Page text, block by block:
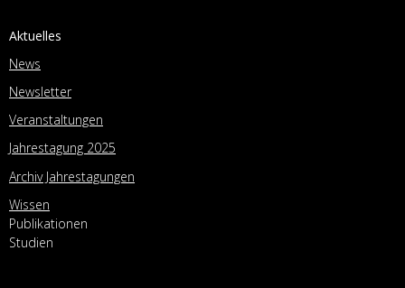
Aktuelles
News
Newsletter
Veranstaltungen
Jahrestagung 2025
Archiv Jahrestagungen
Wissen
Publikationen
Studien